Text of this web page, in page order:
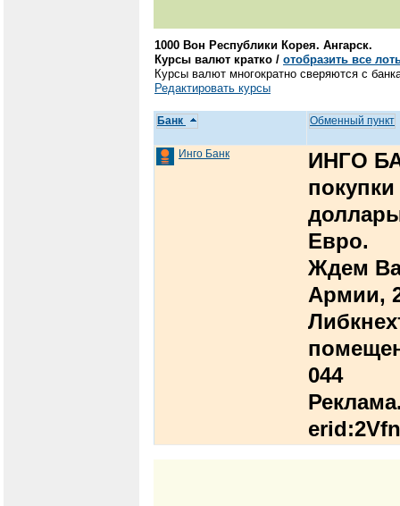
1000 Вон Республики Корея. Ангарск.
Курсы валют кратко / отобразить все
Курсы валют многократно сверяются с
Редактировать курсы
Банк Обменный пункт
Инго Банк
ИНГО
Евро.
Ждем
Армии,
044